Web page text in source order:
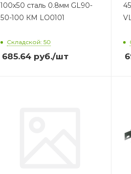
100х50 сталь 0.8мм GL90-
50-100 КМ LO0101
Складской: 50
685.64руб./шт